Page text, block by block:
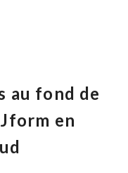
au fond de
en